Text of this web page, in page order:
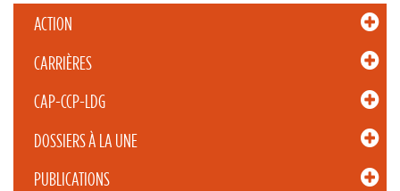
ACTION
CARRIÈRES
CAP-CCP-LDG
DOSSIERS À LA UNE
PUBLICATIONS